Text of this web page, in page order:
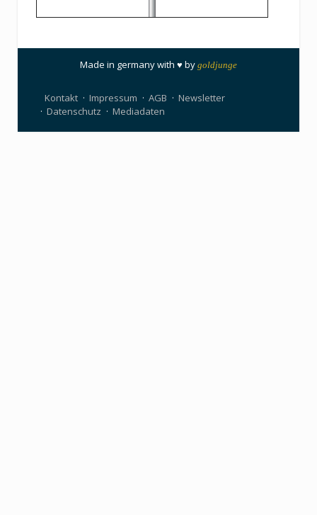
Made in germany with ♥ by goldjunge
Kontakt Impressum AGB
Newsletter
Datenschutz
Mediadaten